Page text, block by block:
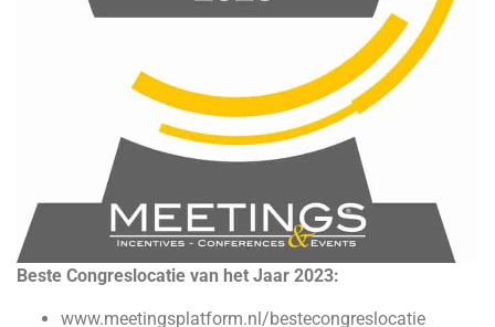
Beste Congreslocatie van het Jaar 2023:
www.meetingsplatform.nl/bestecongreslocatie